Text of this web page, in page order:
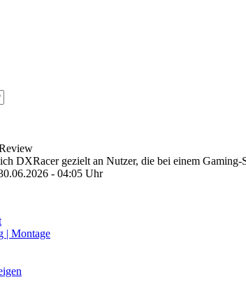
DXRacer gezielt an Nutzer, die bei einem
- 04:05 Uhr
| Montage